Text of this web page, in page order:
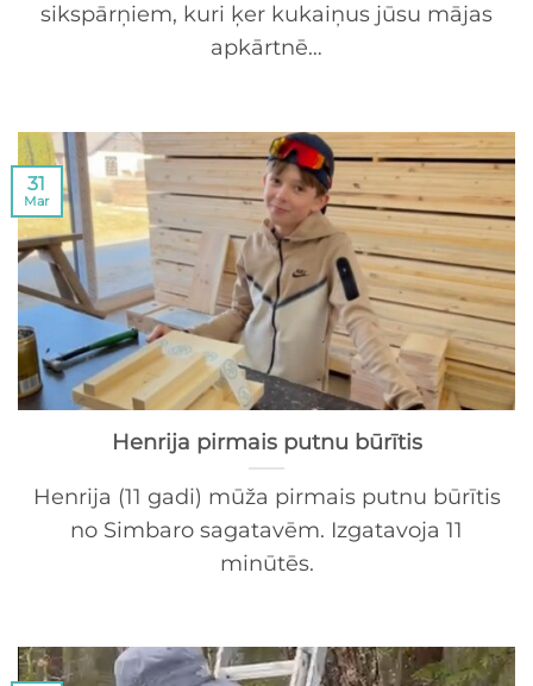
sikspārņiem, kuri ķer kukaiņus jūsu mājas
apkārtnē…
Henrija pirmais putnu būrītis
Henrija (11 gadi) mūža pirmais putnu būrītis
no Simbaro sagatavēm. Izgatavoja 11
minūtēs.
31
Mar